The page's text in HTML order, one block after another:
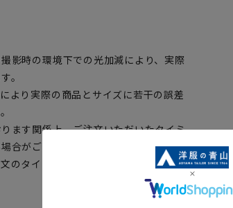
影時の環境下での光加減により、実際
。
より実際の商品とサイズに若干の誤差
ます関係上、ご注文いただいたタイミ
合がございます。予めご了承くださ
のタイミングによってはお急ぎ発送サ